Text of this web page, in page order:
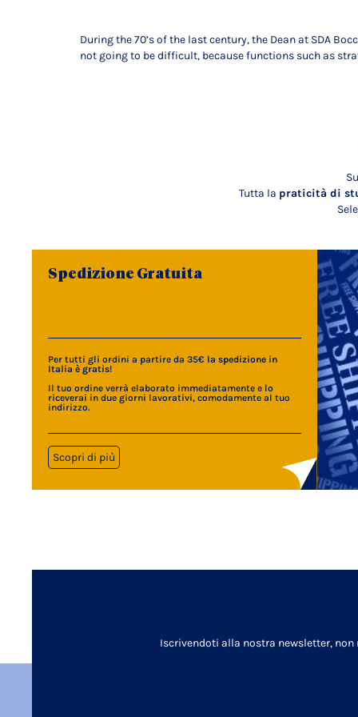
During the 70’s of the last century, the Dean at SDA
not going to be difficult, because functions such as
Tutta la praticità di
Spedizione Gratuita
Per tutti gli ordini a partire da 35€ la spedizione in
Italia è gratis!
Il tuo ordine verrà elaborato immediatamente e lo
riceverai in due giorni lavorativi, comodamente al tuo
indirizzo.
Scopri di più
Iscrivendoti alla nostra newsletter,